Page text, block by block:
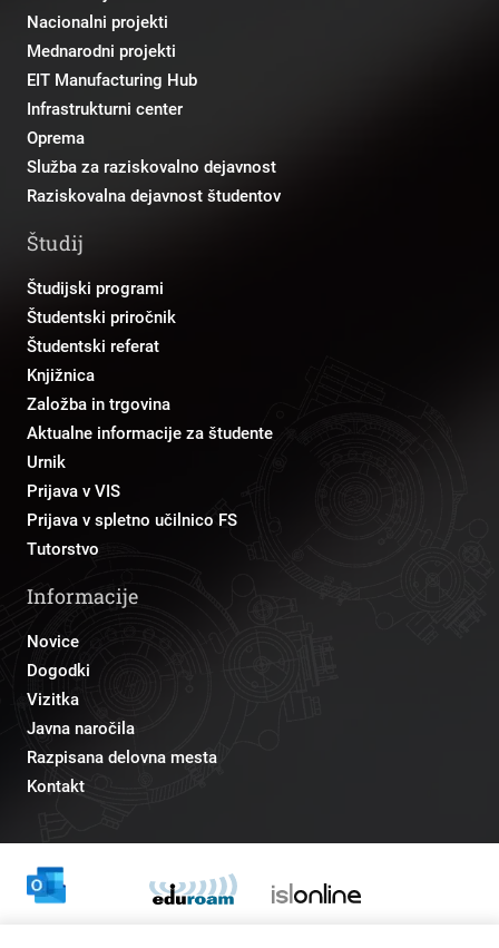
Nacionalni projekti
Mednarodni projekti
EIT Manufacturing Hub
Infrastrukturni center
Oprema
Služba za raziskovalno dejavnost
Raziskovalna dejavnost študentov
Študij
Študijski programi
Študentski priročnik
Študentski referat
Knjižnica
Založba in trgovina
Aktualne informacije za študente
Urnik
Prijava v VIS
Prijava v spletno učilnico FS
Tutorstvo
Informacije
Novice
Dogodki
Vizitka
Javna naročila
Razpisana delovna mesta
Kontakt